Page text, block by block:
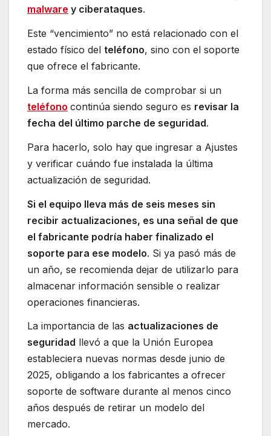
malware y ciberataques.
Este “vencimiento” no está relacionado con el
estado físico del teléfono, sino con el soporte
que ofrece el fabricante.
La forma más sencilla de comprobar si un
teléfono continúa siendo seguro es revisar la
fecha del último parche de seguridad.
Para hacerlo, solo hay que ingresar a Ajustes
y verificar cuándo fue instalada la última
actualización de seguridad.
Si el equipo lleva más de seis meses sin
recibir actualizaciones, es una señal de que
el fabricante podría haber finalizado el
soporte para ese modelo. Si ya pasó más de
un año, se recomienda dejar de utilizarlo para
almacenar información sensible o realizar
operaciones financieras.
La importancia de las actualizaciones de
seguridad llevó a que la Unión Europea
estableciera nuevas normas desde junio de
2025, obligando a los fabricantes a ofrecer
soporte de software durante al menos cinco
años después de retirar un modelo del
mercado.